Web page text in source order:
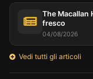
The Macallan
fresco
04/08/2026
Vedi tutti gli articoli